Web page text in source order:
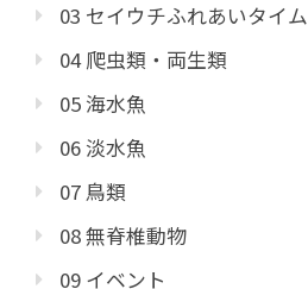
03 セイウチふれあいタイム
04 爬虫類・両生類
05 海水魚
06 淡水魚
07 鳥類
08 無脊椎動物
09 イベント